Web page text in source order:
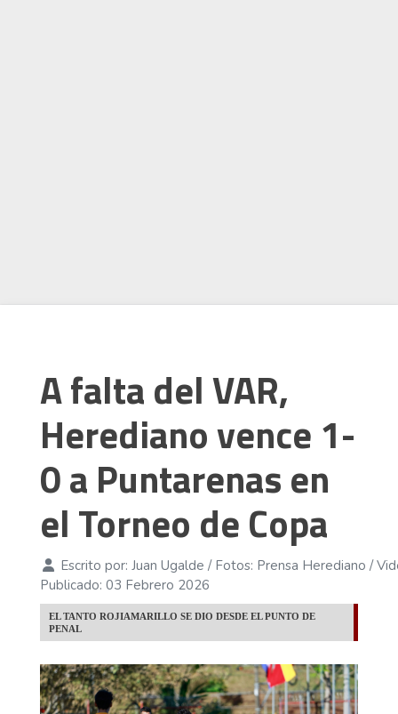
A falta del VAR,
Herediano vence 1-
0 a Puntarenas en
el Torneo de Copa
Escrito por: Juan Ugalde / Fotos: Prensa Herediano /
Publicado: 03 Febrero 2026
EL TANTO ROJIAMARILLO SE DIO DESDE EL PUNTO DE
PENAL